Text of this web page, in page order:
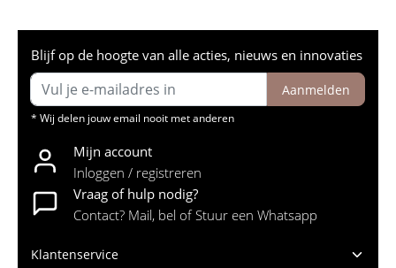
Blijf op de hoogte van alle acties, nieuws en innovaties
Aanmelden
* Wij delen jouw email nooit met anderen
Mijn account
Inloggen / registreren
Vraag of hulp nodig?
Contact? Mail, bel of Stuur een Whatsapp
Klantenservice